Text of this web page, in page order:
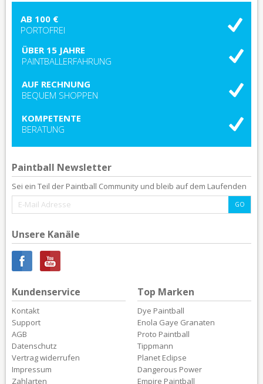
AB 100 €
PORTOFREI
ÜBER 15 JAHRE
PAINTBALLERFAHRUNG
AUF RECHNUNG
BEQUEM SHOPPEN
KOMPETENTE
BERATUNG
Paintball Newsletter
Sei ein Teil der Paintball Community und bleib auf dem Laufenden
Unsere Kanäle
Kundenservice
Kontakt
Support
AGB
Datenschutz
Vertrag widerrufen
Impressum
Zahlarten
Top Marken
Dye Paintball
Enola Gaye Granaten
Proto Paintball
Tippmann
Planet Eclipse
Dangerous Power
Empire Paintball